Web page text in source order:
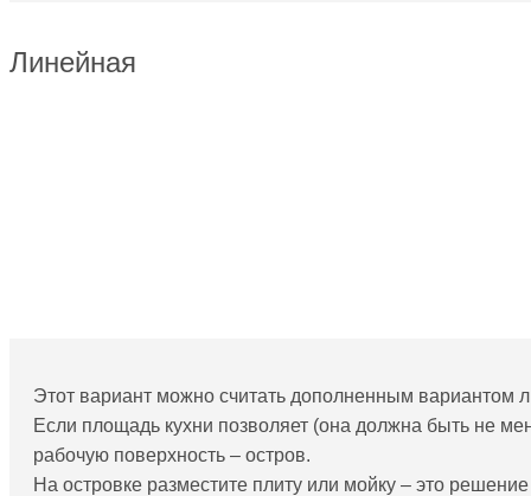
Линейная
Этот вариант можно считать дополненным вариантом
Если площадь кухни позволяет (она должна быть не
рабочую поверхность – остров.
На островке разместите плиту или мойку – это